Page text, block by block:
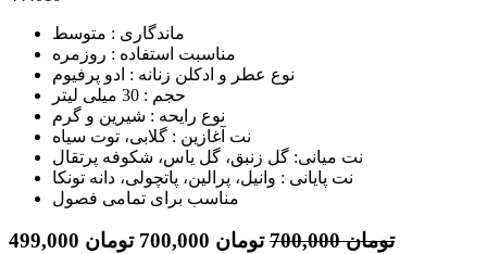
ماندگاری : متوسط
مناسبت استفاده : روزمره
نوع عطر و ادکلن زنانه : ادو پرفیوم
حجم : 30 میلی لیتر
نوع رایحه : شیرین و گرم
نت آغازین : گلابی، توت سیاه
نت میانی: گل زنبق، گل یاس، شکوفه پرتقال
نت پایانی : وانیل، پرالین، پاتچولی، دانه تونکا
مناسب برای تمامی فصول
499,000 تومان 700,000 تومان 700,000 تومان